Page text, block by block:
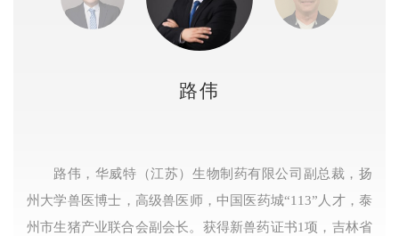
路伟
路伟，华威特（江苏）生物制药有限公司副总裁，扬
州大学兽医博士，高级兽医师，中国医药城“113”人才，泰
州市生猪产业联合会副会长。获得新兽药证书1项，吉林省